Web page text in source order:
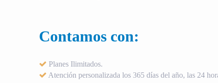
Contamos con:
Planes Ilimitados.
Atención personalizada los 365 días del año, las 24